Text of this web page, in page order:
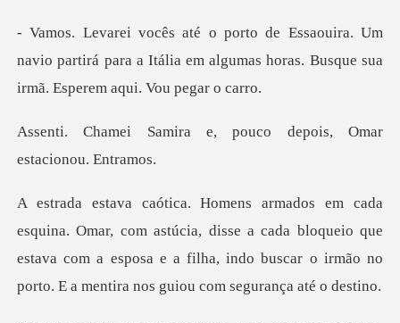
Um
navio partirá para a Itália em algumas horas.
e, pouco depois, Omar
úcia, disse a cada bloqueio que
estava com a esposa e a filha, indo bus